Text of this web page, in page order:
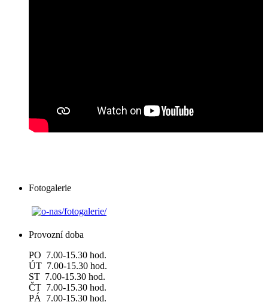
Fotogalerie
Provozní doba
PO 7.00-15.30 hod.
ÚT 7.00-15.30 hod.
ST 7.00-15.30 hod.
ČT 7.00-15.30 hod.
PÁ 7.00-15.30 hod.